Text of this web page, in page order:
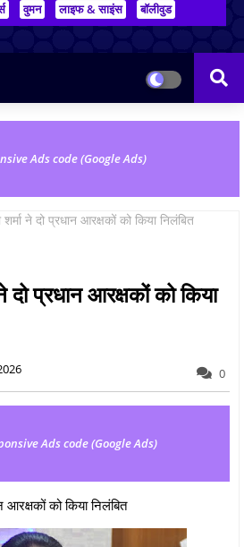
वुमन लाइफ & साइंस बॉलीवुड
Ads code (Google Ads)
ने दो प्रधान आरक्षकों को किया निलंबित
दो प्रधान आरक्षकों को किया
0
Ads code (Google Ads)
आरक्षकों को किया निलंबित